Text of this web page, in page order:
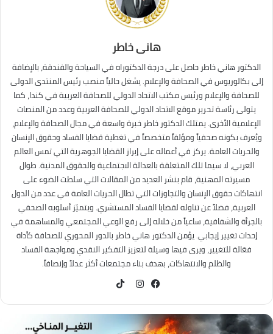
هانى خاطر
الدكتور هاني خاطر حاصل على درجة الدكتوراه في السياحة والفندقة، بالإضافة
إلى بكالوريوس في الصحافة والإعلام. يشغل حالياً منصب رئيس المنتدى الدولى
للصحافة والإعلام ورئيس مكتب الاتحاد الدولي للصحافة العربية في كندا، كما
يتولى رئاسة تحرير موقع الاتحاد الدولي للصحافة العربية وعدد من المنصات
الإعلامية الأخرى. يمتلك الدكتور خاطر خبرة واسعة في مجال الصحافة والإعلام،
ويُعرف بكونه صحفياً ومؤلفاً متخصصاً في تغطية قضايا الفساد وحقوق الإنسان
والحريات العامة. يركز في أعماله على إبراز القضايا الجوهرية التي تمس العالم
العربي، لا سيما تلك المتعلقة بالعدالة الاجتماعية والحقوق المدنية. طوال
مسيرته المهنية، قام بنشر العديد من المقالات التي سلطت الضوء على
انتهاكات حقوق الإنسان والتجاوزات التي تطال الحريات العامة في عدد من الدول
العربية، فضلاً عن تناوله لقضايا الفساد المستشري. ويتميّز أسلوبه الصحفي
بالجرأة والشفافية، ساعياً من خلاله إلى رفع الوعي المجتمعي والمساهمة في
إحداث تغيير إيجابي. يؤمن الدكتور هاني خاطر بالدور المحوري للصحافة كأداة
فعّالة للتغيير، ويرى فيها وسيلة لتعزيز التفكير النقدي ومواجهة الفساد
والظلم والانتهاكات، بهدف بناء مجتمعات أكثر عدلاً وإنصافاً.